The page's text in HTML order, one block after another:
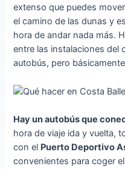
extenso que puedes
el camino de las dunas y
hora de andar nada más.
entre las instalaciones del
autobús, pero
Hay un autobús que
hora de viaje ida y vuelta,
con el Puerto Deportivo
convenientes para coger